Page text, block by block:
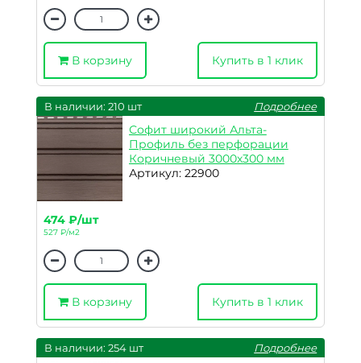
В корзину Купить в 1 клик
В наличии: 210 шт Подробнее
Софит широкий Альта-
Профиль без перфорации
Коричневый 3000х300 мм
Артикул: 22900
474 ₽/шт
527 ₽/м2
В корзину Купить в 1 клик
В наличии: 254 шт Подробнее